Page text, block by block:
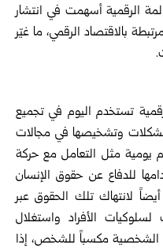
الرقمية أسهمت في انتشار
بالاقتصاد الرقمي، ما غيّر
تستخدم اليوم في تجميع
وتشخيصها في مجالات
يومية مثل التعامل مع حركة
للدفاع عن حقوق الإنسان
لانتهاك تلك الحقوق عبر
لسلوكيات الأفراد واستغلال
الشخصية مكسباً للشخص، إذا